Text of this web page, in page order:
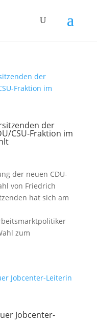
der
CSU-Fraktion im
der neuen CDU-
von Friedrich
hat sich am
zum
Jobcenter-